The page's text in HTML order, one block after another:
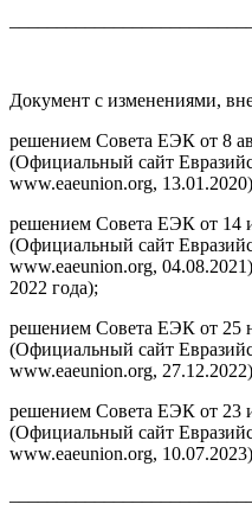
Документ с изменениями,
решением Совета ЕЭК от 8
(Официальный сайт
www.eaeunion.org,
решением Совета ЕЭК от 14
(Официальный сайт
www.eaeunion.org,
2022 года);
решением Совета ЕЭК от 25
(Официальный сайт
www.eaeunion.org,
решением Совета ЕЭК от 23
(Официальный сайт
www.eaeunion.org,